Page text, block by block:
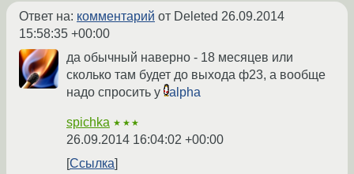
Ответ на: комментарий от Deleted 26.09.2014
15:58:35 +00:00
да обычный наверно - 18 месяцев или
сколько там будет до выхода ф23, а вообще
надо спросить у
alpha
spichka ★★★
26.09.2014 16:04:02 +00:00
Ссылка